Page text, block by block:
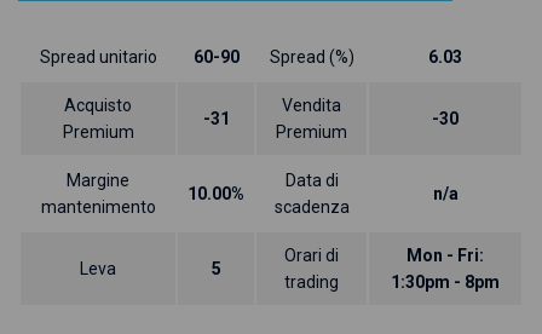
Spread unitario 60-90 Spread (%) 6.03
Acquisto
Premium
-31
Vendita
Premium
-30
Margine
mantenimento
10.00%
Data di
scadenza
n/a
Leva 5
Orari di
trading
Mon - Fri:
1:30pm - 8pm